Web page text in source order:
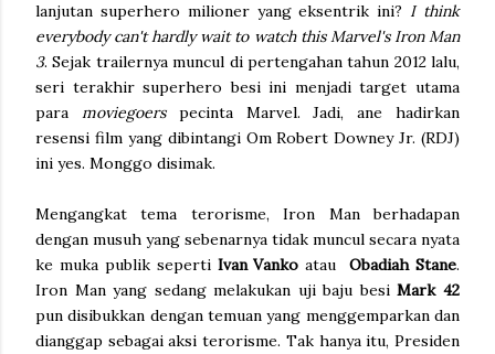
lanjutan superhero milioner yang eksentrik ini? I think
everybody can't hardly wait to watch this Marvel's Iron Man
3. Sejak trailernya muncul di pertengahan tahun 2012 lalu,
seri terakhir superhero besi ini menjadi target utama
para moviegoerspecinta Marvel. Jadi, ane hadirkan
resensi film yang dibintangi Om Robert Downey Jr. (RDJ)
ini yes. Monggo disimak.
Mengangkat tema terorisme, Iron Man berhadapan
dengan musuh yang sebenarnya tidak muncul secara nyata
ke muka publik seperti Ivan Vanko atauObadiah Stane.
Iron Man yang sedang melakukan uji baju besiMark 42
pun disibukkan dengan temuan yang menggemparkan dan
dianggap sebagai aksi terorisme. Tak hanya itu, Presiden